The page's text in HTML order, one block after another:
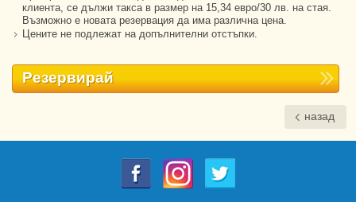
клиента, се дължи такса в размер на 15,34 евро/30 лв. на стая.
Възможно е новата резервация да има различна цена.
Цените не подлежат на допълнителни отстъпки.
Резервирай
назад